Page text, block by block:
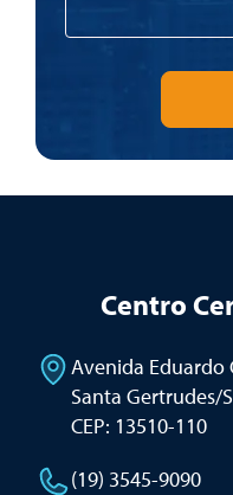
Centro
Avenida Eduardo
Santa Gertrudes/
CEP: 13510-110
(19) 3545-9090